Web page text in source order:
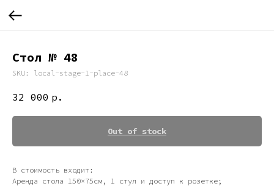
Стол № 48
SKU: local-stage-1-place-48
32 000 р.
Out of stock
В стоимость входит:
Аренда стола 150×75см, 1 стул и доступ к розетке;